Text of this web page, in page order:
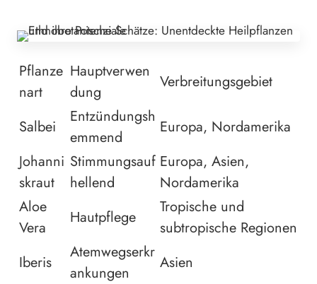
Pflanze
nart
Hauptverwen
dung
Verbreitungsgebiet
Salbei
Entzündungsh
emmend
Europa, Nordamerika
Johanni
skraut
Stimmungsauf
hellend
Europa, Asien,
Nordamerika
Aloe
Vera
Hautpflege
Tropische und
subtropische Regionen
Iberis
Atemwegserkr
ankungen
Asien